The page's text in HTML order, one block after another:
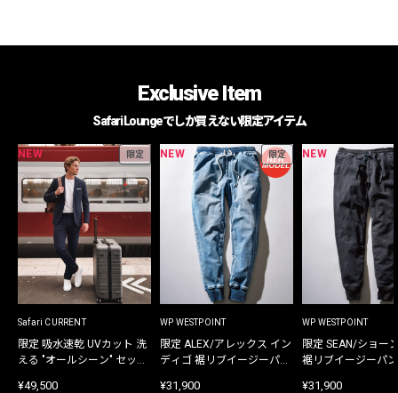
Exclusive Item
Safari Loungeでしか買えない限定アイテム
NEW 限定
Safari CURRENT
限定 吸水速乾 UVカット 洗
える "オールシーン" セット
¥49,500
NEW 限定
WP WESTPOINT
限定 ALEX/アレックス イン
ディゴ 裾リブイージーパン
¥31,900
NEW
WP WESTPOINT
限定 SEAN/ショー
裾リブイージーパ
¥31,900